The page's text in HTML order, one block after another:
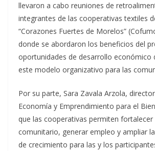
llevaron a cabo reuniones de
integrantes de las cooperativas textiles
“Corazones Fuertes de Morelos”
donde se abordaron los beneficios del
oportunidades de desarrollo económico
este modelo organizativo para las
Por su parte, Sara Zavala Arzola,
Economía y Emprendimiento para el
que las cooperativas permiten
comunitario, generar empleo y ampliar
de crecimiento para las y los